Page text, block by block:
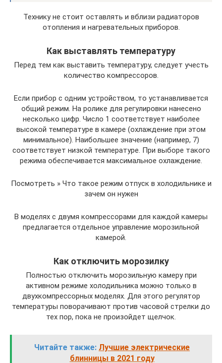
Технику не стоит оставлять и вблизи радиаторов
отопления и нагревательных приборов.
Как выставлять температуру
Перед тем как выставить температуру, следует учесть
количество компрессоров.
Если прибор с одним устройством, то устанавливается
общий режим. На ролике для регулировки нанесено
несколько цифр. Число 1 соответствует наиболее
высокой температуре в камере (охлаждение при этом
минимальное). Наибольшее значение (например, 7)
соответствует низкой температуре. При выборе такого
режима обеспечивается максимальное охлаждение.
Посмотреть » Что такое режим отпуск в холодильнике и
зачем он нужен
В моделях с двумя компрессорами для каждой камеры
предлагается отдельное управление морозильной
камерой.
Как отключить морозилку
Полностью отключить морозильную камеру при
активном режиме холодильника можно только в
двухкомпрессорных моделях. Для этого регулятор
температуры поворачивают против часовой стрелки до
тех пор, пока не произойдет щелчок.
Читайте также: Лучшие электрические
блинницы в 2021 году